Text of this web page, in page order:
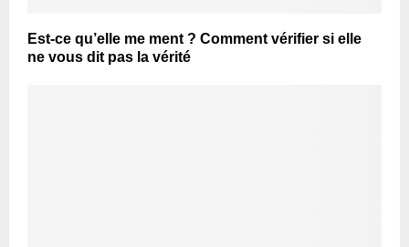
Est-ce qu’elle me ment ? Comment vérifier si elle
ne vous dit pas la vérité